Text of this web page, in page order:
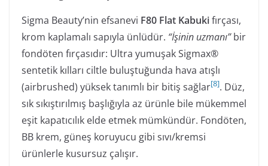
Sigma Beauty’nin efsanevi F80 Flat Kabukifırçası,
krom kaplamalı sapıyla ünlüdür. “İşinin uzmanı”bir
fondöten fırçasıdır: Ultra yumuşak Sigmax®
sentetik kılları ciltle buluştuğunda hava atışlı
(airbrushed) yüksek tanımlı bir bitiş sağlar[8]. Düz,
sık sıkıştırılmış başlığıyla az ürünle bile mükemmel
eşit kapatıcılık elde etmek mümkündür. Fondöten,
BB krem, güneş koruyucu gibi sıvı/kremsi
ürünlerle kusursuz çalışır.